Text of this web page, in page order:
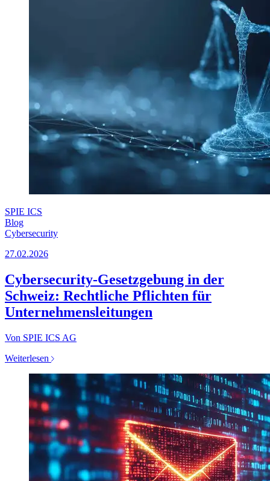
SPIE ICS
Blog
Cybersecurity
27.02.2026
Cybersecurity-Gesetzgebung in der
Schweiz: Rechtliche Pflichten für
Unternehmensleitungen
Von SPIE ICS AG
Weiterlesen